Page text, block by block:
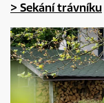
> Sekání trávníku